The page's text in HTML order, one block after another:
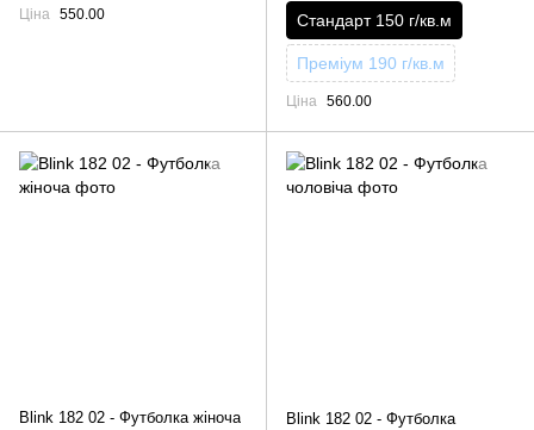
Ціна 550.00 Стандарт 150 г/кв.м
Преміум 190 г/кв.м
Ціна 560.00
Blink 182 02 - Футболка жіноча
Blink 182 02 - Футболка